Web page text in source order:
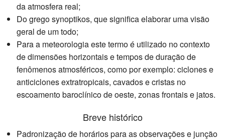
da atmosfera real;
Do grego synoptikos, que significa elaborar uma visão
geral de um todo;
Para a meteorologia este termo é utilizado no contexto
de dimensões horizontais e tempos de duração de
fenômenos atmosféricos, como por exemplo: ciclones e
anticiclones extratropicais, cavados e cristas no
escoamento baroclínico de oeste, zonas frontais e jatos.
Breve histórico
Padronização de horários para as observações e junção